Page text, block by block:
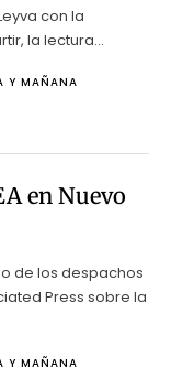
con la
la lectura...
Y MAÑANA
en Nuevo
de los despachos
Press sobre la
Y MAÑANA